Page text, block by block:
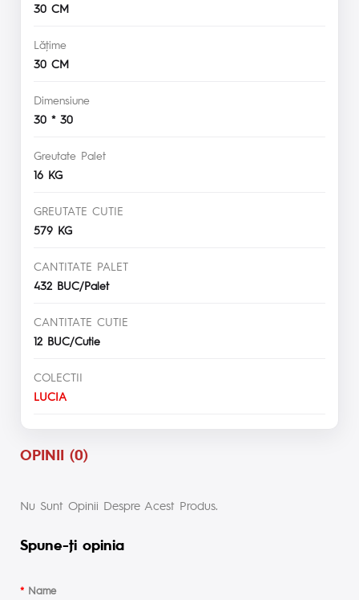
30 CM
Lăţime
30 CM
Dimensiune
30 * 30
Greutate Palet
16 KG
GREUTATE CUTIE
579 KG
CANTITATE PALET
432 BUC/Palet
CANTITATE CUTIE
12 BUC/Cutie
COLECTII
LUCIA
OPINII (0)
Nu Sunt Opinii Despre Acest Produs.
Spune-ţi opinia
Name